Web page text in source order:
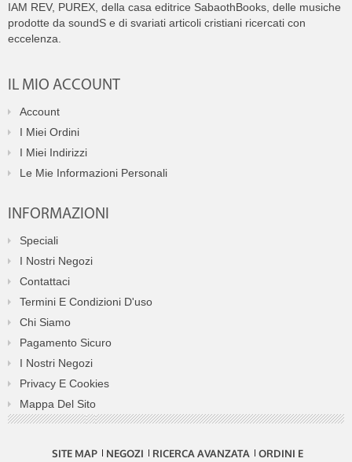
IAM REV, PUREX, della casa editrice SabaothBooks, delle musiche
prodotte da soundS e di svariati articoli cristiani ricercati con
eccelenza.
IL MIO ACCOUNT
Account
I Miei Ordini
I Miei Indirizzi
Le Mie Informazioni Personali
INFORMAZIONI
Speciali
I Nostri Negozi
Contattaci
Termini E Condizioni D'uso
Chi Siamo
Pagamento Sicuro
I Nostri Negozi
Privacy E Cookies
Mappa Del Sito
SITE MAP NEGOZI RICERCA AVANZATA ORDINI E